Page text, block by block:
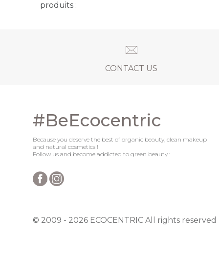
produits :
CONTACT US
#BeEcocentric
Because you deserve the best of organic beauty, clean makeup
and natural cosmetics !
Follow us and become addicted to green beauty :
© 2009 - 2026 ECOCENTRIC All rights reserved |